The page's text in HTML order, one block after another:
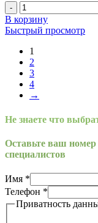
Количество
товара
Ультразвуковой
отпугиватель
Ястреб
2000
В корзину
Быстрый просмотр
1
2
3
4
→
Не знаете что
Оставьте ваш
специалистов
Имя *
Телефон *
Приватность